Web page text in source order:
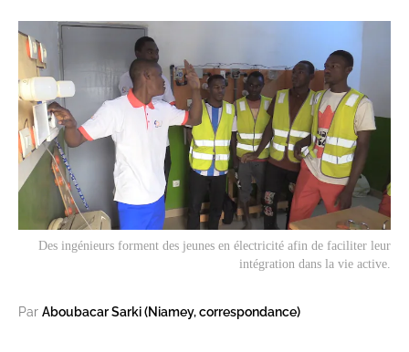
Des ingénieurs forment des jeunes en électricité afin de faciliter leur
intégration dans la vie active.
Par Aboubacar Sarki (Niamey, correspondance)